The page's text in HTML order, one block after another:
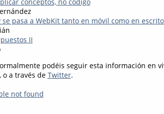
se pasa a WebKit tanto en móvil como en
II
podéis seguir esta información en
o a través de Twitter.
not found